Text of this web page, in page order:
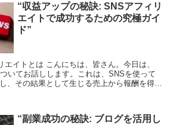
“収益アップの秘訣: SNSアフィリ
エイトで成功するための究極ガイ
ド”
エイトとは こんにちは、皆さん。今日は、
いてお話しします。これは、SNSを使って
、その結果として生じる売上から報酬を得る
“副業成功の秘訣: ブログを活用し